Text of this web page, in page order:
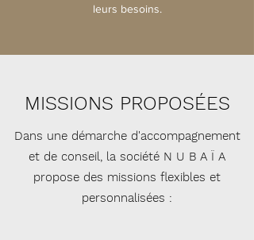
leurs besoins.
MISSIONS PROPOSÉES
Dans une démarche d'accompagnement
et de conseil, la société N U B A Ï A
propose des missions flexibles et
personnalisées :